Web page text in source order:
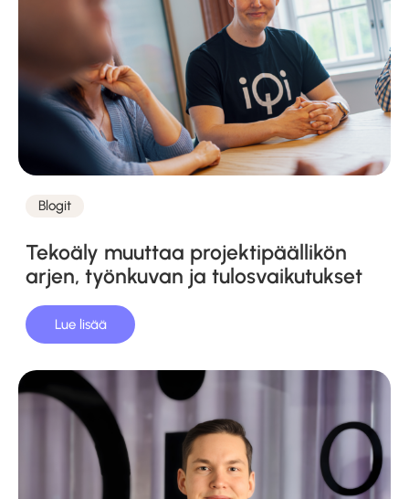
Kategoriat
Blogit
Tekoäly muuttaa projektipäällikön
arjen, työnkuvan ja tulosvaikutukset
Lue lisää